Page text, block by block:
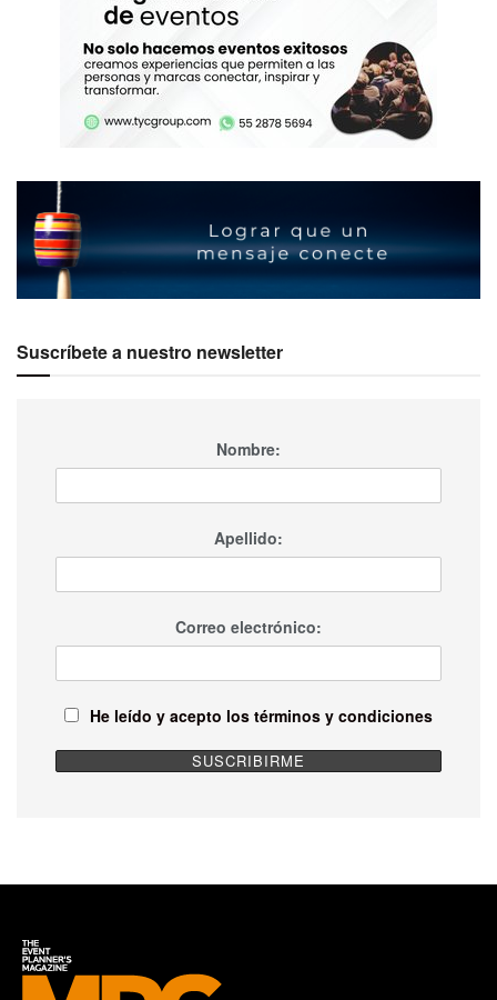
Suscríbete a nuestro newsletter
Nombre:
Apellido:
Correo electrónico:
He leído y acepto los términos y condiciones